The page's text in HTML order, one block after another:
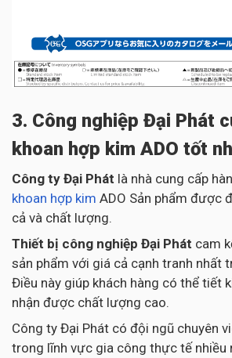
3. Công nghiệp Đại Phát
khoan hợp kim ADO tốt
Công ty Đại Phát là nhà cung cấp
khoan hợp kim ADO Sản phẩm được
cả và chất lượng.
Thiết bị công nghiệp Đại Phát cam
sản phẩm với giá cả cạnh tranh nhất
Điều này giúp khách hàng có thể tiết
nhận được chất lượng cao.
Công ty Đại Phát có đội ngũ chuyên
trong lĩnh vực gia công thực tế nhiều